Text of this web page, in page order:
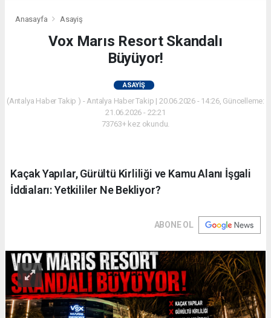
Anasayfa Asayiş
Vox Marıs Resort Skandalı
Büyüyor!
ASAYIŞ
(Antalya Haber Takip ) - Antalya Haber Takip | 20.06.2026 - 14:26, Güncelleme:
21.06.2026 - 22:21
73763+ kez okundu.
Kaçak Yapılar, Gürültü Kirliliği ve Kamu Alanı İşgali
İddiaları: Yetkililer Ne Bekliyor?
ABONE OL